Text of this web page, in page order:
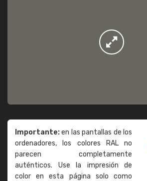
Importante:en las pantallas de los
ordenadores, los colores RAL no
parecen completamente
auténticos. Use la impresión de
color en esta página solo como